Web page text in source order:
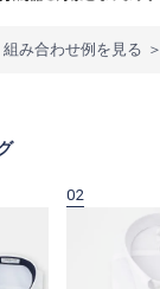
組み合わせ例を見る ＞
02